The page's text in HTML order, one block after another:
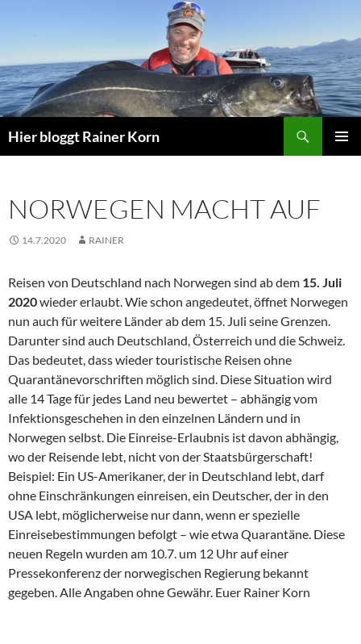
Hier bloggt Rainer Korn
NORWEGEN MACHT AUF
14.7.2020 RAINER
Reisen von Deutschland nach Norwegen sind ab dem 15. Juli
2020wieder erlaubt. Wie schon angedeutet, öffnet Norwegen
nun auch für weitere Länder ab dem 15. Juli seine Grenzen.
Darunter sind auch Deutschland, Österreich und die Schweiz.
Das bedeutet, dass wieder touristische Reisen ohne
Quarantänevorschriften möglich sind. Diese Situation wird
alle 14 Tage für jedes Land neu bewertet – abhängig vom
Infektionsgeschehen in den einzelnen Ländern und in
Norwegen selbst. Die Einreise-Erlaubnis ist davon abhängig,
wo der Reisende lebt, nicht von der Staatsbürgerschaft!
Beispiel: Ein US-Amerikaner, der in Deutschland lebt, darf
ohne Einschränkungen einreisen, ein Deutscher, der in den
USA lebt, möglicherweise nur dann, wenn er spezielle
Einreisebestimmungen befolgt – wie etwa Quarantäne. Diese
neuen Regeln wurden am 10.7. um 12 Uhr auf einer
Pressekonferenz der norwegischen Regierung bekannt
gegeben. Alle Angaben ohne Gewähr. Euer Rainer Korn